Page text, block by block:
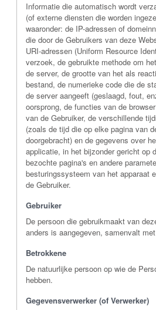
Informatie die automatisch wordt
(of externe diensten die worden
waaronder: de IP-adressen of
die door de Gebruikers van deze
URI-adressen (Uniform Resource
verzoek, de gebruikte methode om
de server, de grootte van het als
bestand, de numerieke code die de
de server aangeeft (geslaagd, fout,
oorsprong, de functies van de
van de Gebruiker, de verschillende
(zoals de tijd die op elke pagina van
doorgebracht) en de gegevens over
applicatie, in het bijzonder gericht op
bezochte pagina's en andere
besturingssysteem van het apparaat
de Gebruiker.
Gebruiker
De persoon die gebruikmaakt van
anders is aangegeven, samenvalt
Betrokkene
De natuurlijke persoon op wie de
hebben.
Gegevensverwerker (of Verwerker)